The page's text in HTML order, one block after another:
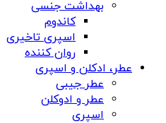
بهداشت جنسی
کاندوم
اسپری تاخیری
روان کننده
عطر، ادکلن و اسپری
عطر جیبی
عطر و ادوکلن
اسپری